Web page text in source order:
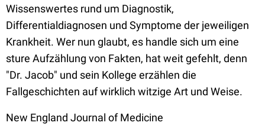
Wissenswertes rund um Diagnostik,
Differentialdiagnosen und Symptome der jeweiligen
Krankheit. Wer nun glaubt, es handle sich um eine
sture Aufzählung von Fakten, hat weit gefehlt, denn
"Dr. Jacob" und sein Kollege erzählen die
Fallgeschichten auf wirklich witzige Art und Weise.
New England Journal of Medicine